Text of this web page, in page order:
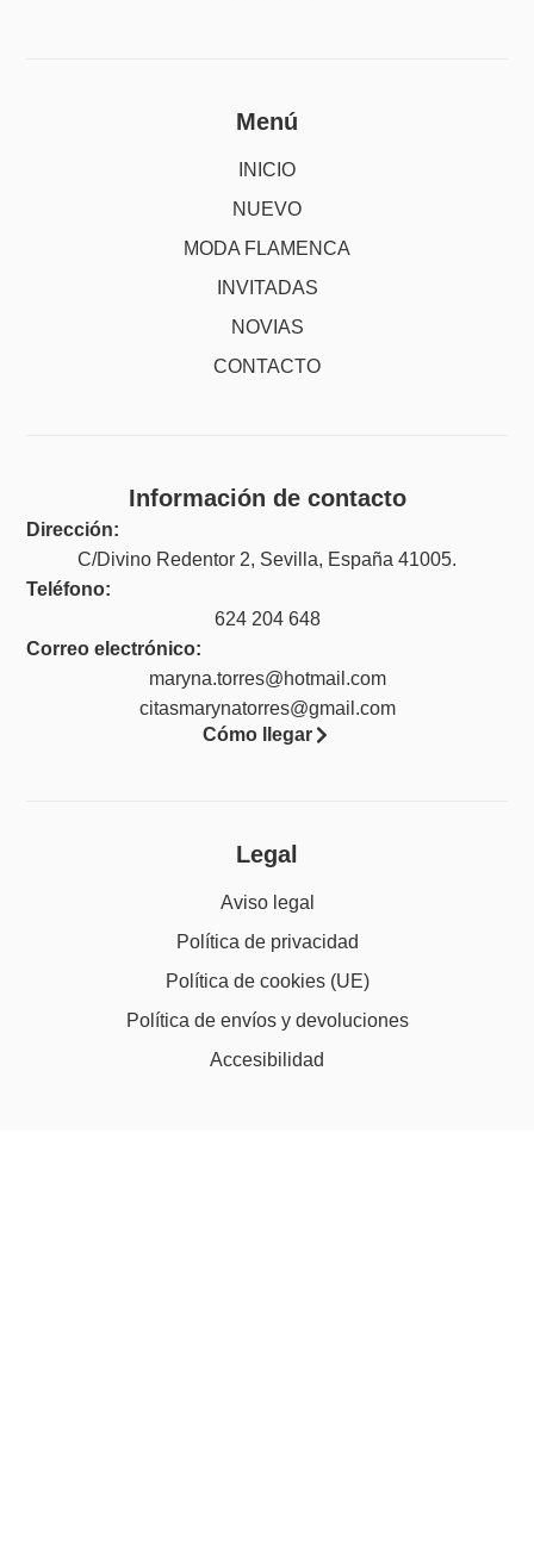
Menú
INICIO
NUEVO
MODA FLAMENCA
INVITADAS
NOVIAS
CONTACTO
Información de contacto
Dirección:
C/Divino Redentor 2, Sevilla, España 41005.
Teléfono:
624 204 648
Correo electrónico:
maryna.torres@hotmail.com
citasmarynatorres@gmail.com
Cómo llegar
Legal
Aviso legal
Política de privacidad
Política de cookies (UE)
Política de envíos y devoluciones
Accesibilidad